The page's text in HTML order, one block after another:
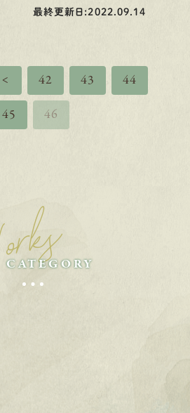
最終更新日:2022.09.14
< 42 43
44
45
46
CATEGORY